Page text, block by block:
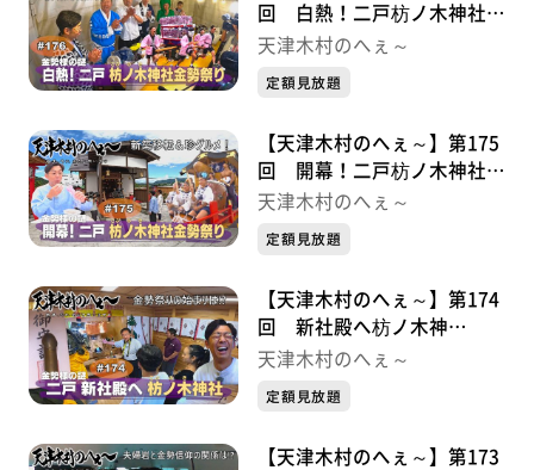
回 白熱！二戸枋ノ木神社金
勢祭り・・・金勢様シリーズ
天津木村のへぇ～
定額見放題
【天津木村のへぇ～】第175
回 開幕！二戸枋ノ木神社金
勢祭り・・・金勢様シリーズ
天津木村のへぇ～
定額見放題
【天津木村のへぇ～】第174
回 新社殿へ枋ノ木神
社・・・金勢様シリーズ⑥
天津木村のへぇ～
定額見放題
【天津木村のへぇ～】第173